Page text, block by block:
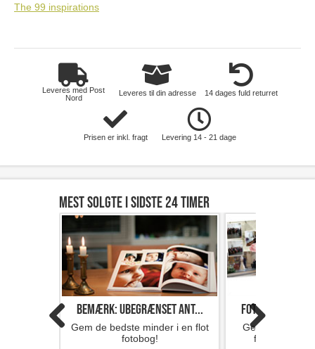
The 99 inspirations
Leveres med Post
Nord
Leveres til din adresse 14 dages fuld returret
Prisen er inkl. fragt Levering 14 - 21 dage
Mest solgte i sidste 24 timer
Bemærk: Ubegrænset ant...
Gem de bedste minder i en flot
fotobog!
Fotobog med
Gem minderne
fotobog fra